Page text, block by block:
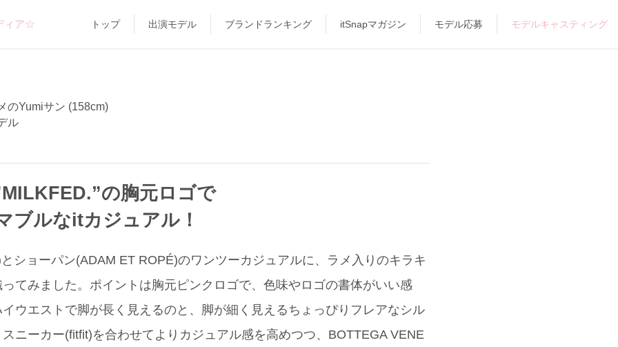
ィア☆ トップ 出演モデル ブランドランキング itSnapマガジン モデル応募 モデルキャスティング
のYumiサン (158cm)
ル
の胸元ロゴで
ブルなitカジュアル！
ショーパン(ADAM ET ROPÉ)のワンツーカジュアルに、ラメ入りのキラキ
てみました。ポイントは胸元ピンクロゴで、色味やロゴの書体がいい感
ウエストで脚が長く見えるのと、脚が細く見えるちょっぴりフレアなシル
ニーカー(fitfit)を合わせてよりカジュアル感を高めつつ、BOTTEGA VENE